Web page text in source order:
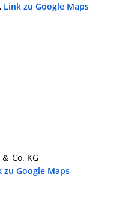
Link zu Google Maps
Co. KG
zu Google Maps